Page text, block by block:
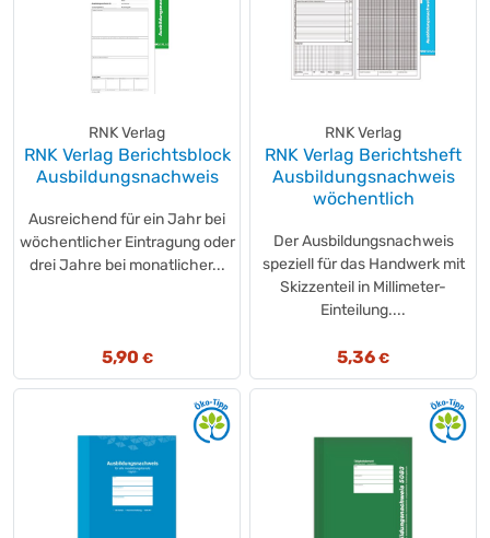
RNK Verlag
RNK Verlag Berichtsblock
Ausbildungsnachweis
Ausreichend für ein Jahr bei
wöchentlicher Eintragung oder
drei Jahre bei monatlicher...
5,90 €
RNK Verlag
RNK Verlag Berichtsheft
Ausbildungsnachweis
wöchentlich
Der Ausbildungsnachweis
speziell für das Handwerk mit
Skizzenteil in Millimeter-
Einteilung....
5,36 €